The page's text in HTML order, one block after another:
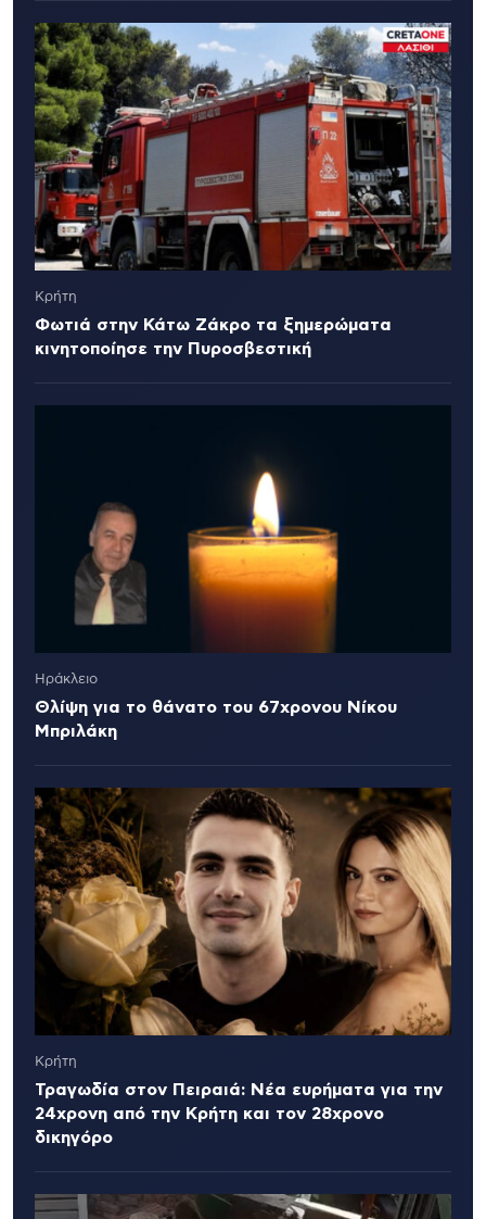
Κρήτη
Φωτιά στην Κάτω Ζάκρο τα ξημερώματα
κινητοποίησε την Πυροσβεστική
Ηράκλειο
Θλίψη για το θάνατο του 67χρονου Νίκου
Μπριλάκη
Κρήτη
Τραγωδία στον Πειραιά: Νέα ευρήματα για την
24χρονη από την Κρήτη και τον 28χρονο
δικηγόρο